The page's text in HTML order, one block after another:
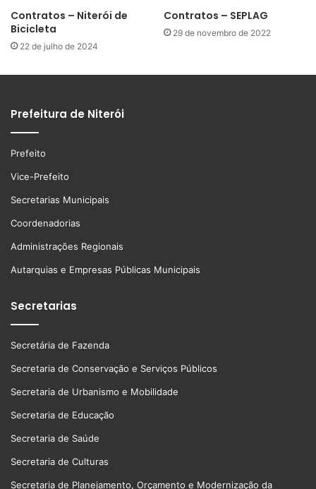
Contratos – Niterói de
Bicicleta
22 de julho de 2024
Contratos – SEPLAG
29 de novembro de 2022
Prefeitura de Niterói
Prefeito
Vice-Prefeito
Secretarias Municipais
Coordenadorias
Administrações Regionais
Autarquias e Empresas Públicas Municipais
Secretarias
Secretária de Fazenda
Secretaria de Conservação e Serviços Públicos
Secretaria de Urbanismo e Mobilidade
Secretaria de Educação
Secretaria de Saúde
Secretaria de Culturas
Secretaria de Planejamento, Orçamento e Modernização da